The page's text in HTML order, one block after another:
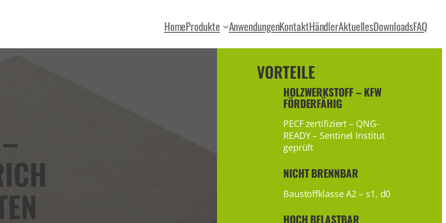
HomeProdukte AnwendungenKontaktHändlerAktuellesDownloadsFAQ
VORTEILE
HOLZWERKSTOFF – KFW
FÖRDERFÄHIG
PECF zertifiziert – QNG-
READY – Sentinel Institut
geprüft
NICHT BRENNBAR
Baustoffklasse A2 – s1, d0
HOCH BELASTBAR